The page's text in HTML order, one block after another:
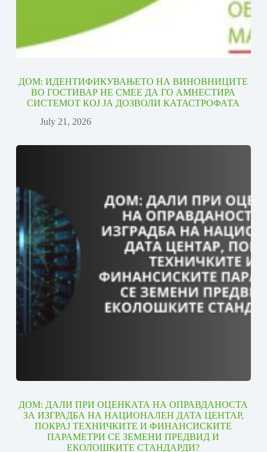
ДОМ: ИДЕНТИФИКУВАЊЕТО НА ВИНОВНИЦИТЕ
ВО ГОСТИВАР НЕ СМЕЕ ДА ГО АМНЕСТИРА
СИСТЕМОТ КОЈ ЈА ДОЗВОЛИ КАТАСТРОФАТА
July 21, 2026
ДОМ: ДАЛИ ПРИ ОЦЕНКАТА НА ОПРАВДАНОСТА
ЗА ИЗГРАДБА НА НАЦИОНАЛЕН ДАТА ЦЕНТАР,
ПОКРАЈ ТЕХНИЧКИТЕ И ФИНАНСИСКИТЕ
ПАРАМЕТРИ СЕ ЗЕМЕНИ ПРЕДВИД И
ЕКОЛОШКИТЕ СТАНДАРДИ?